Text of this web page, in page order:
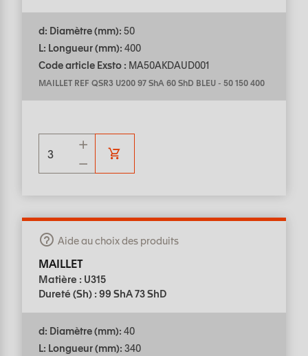
d: Diamètre (mm): 50
L: Longueur (mm): 400
Code article Exsto : MA50AKDAUD001
MAILLET REF QSR3 U200 97 ShA 60 ShD BLEU - 50 150 400
Aide au choix des produits
MAILLET
Matière : U315
Dureté (Sh) : 99 ShA 73 ShD
d: Diamètre (mm): 40
L: Longueur (mm): 340